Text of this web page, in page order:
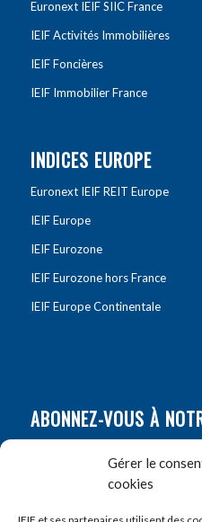
Gérer le
cookies
Euronext IEIF SIIC France
IEIF Activités Immobilières
IEIF Foncières
IEIF Immobilier France
INDICES EUROPE
Euronext IEIF REIT Europe
IEIF Europe
IEIF Eurozone
IEIF Eurozone hors France
IEIF Europe Continentale
ABONNEZ-VOUS À
Prénom*